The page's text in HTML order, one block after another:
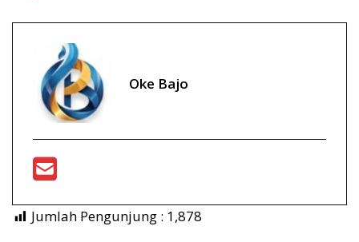
Oke Bajo
Jumlah Pengunjung : 1,878